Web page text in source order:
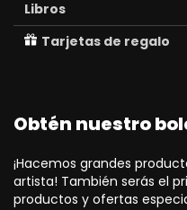
Libros
Tarjetas de regalo
Obtén nuestro
¡Hacemos grandes
artista! También serás el
productos y ofertas